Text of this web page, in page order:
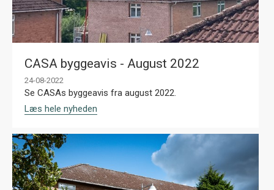
CASA byggeavis - August 2022
24-08-2022
Se CASAs byggeavis fra august 2022.
Læs hele nyheden